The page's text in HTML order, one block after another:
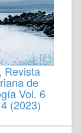
Revista
de
Vol. 6
(2023)